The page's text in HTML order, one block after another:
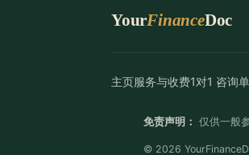
YourFinanceDoc
主页服务与收费1对1 咨询
免责声明： 仅供一般
© 2026